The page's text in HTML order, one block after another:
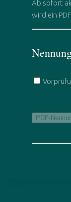
Ab sofort
wird ein
PDF-